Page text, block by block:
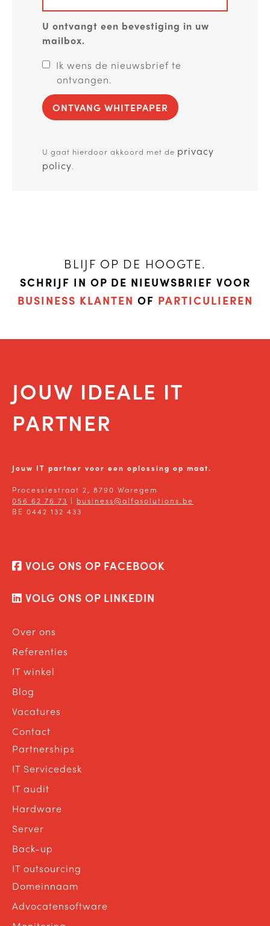
U ontvangt een bevestiging in uw
mailbox.
Ik wens de nieuwsbrief te
ontvangen.
ONTVANG WHITEPAPER
U gaat hierdoor akkoord met de privacy
policy
BLIJF OP DE HOOGTE.
SCHRIJF IN OP DE NIEUWSBRIEF VOOR
BUSINESS KLANTEN OF PARTICULIEREN
JOUW IDEALE IT
PARTNER
Jouw IT partner voor een oplossing op maat.
Processiestraat 2, 8790 Waregem
056 62 76 73 | business@alfasolutions.be
BE 0442 132 433
VOLG ONS OP FACEBOOK
VOLG ONS OP LINKEDIN
Over ons
Referenties
IT winkel
Blog
Vacatures
Contact
Partnerships
IT Servicedesk
IT audit
Hardware
Server
Back-up
IT outsourcing
Domeinnaam
Advocatensoftware